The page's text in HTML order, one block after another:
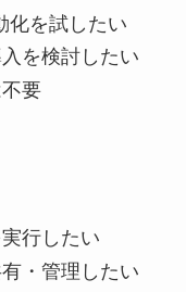
化を試したい
を検討したい
要
行したい
・管理したい